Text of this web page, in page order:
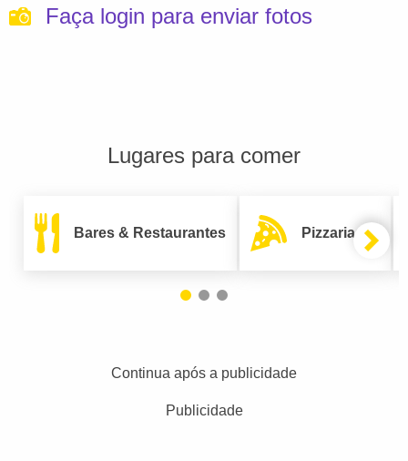
Faça login para enviar fotos
Lugares para comer
Bares & Restaurantes Pizzarias
Continua após a publicidade
Publicidade